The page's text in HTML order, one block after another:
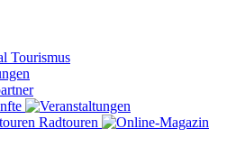
Tourismus
Radtouren